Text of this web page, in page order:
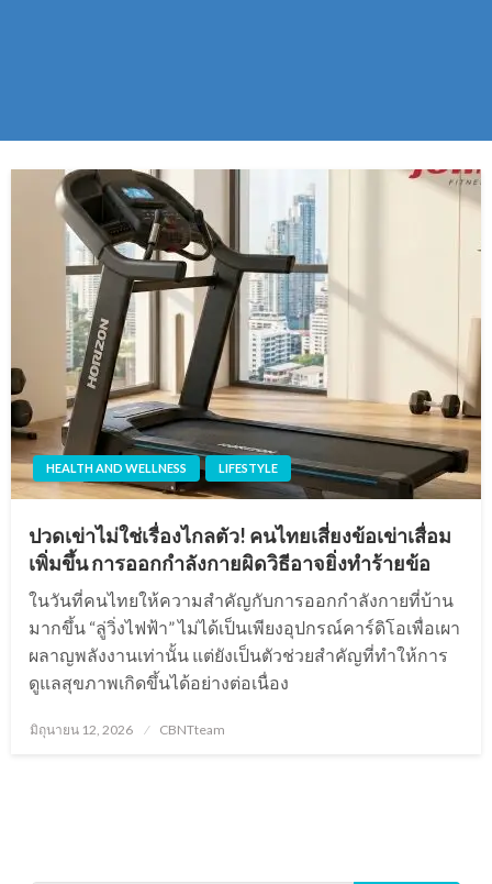
HEALTH AND WELLNESS LIFESTYLE
ปวดเข่าไม่ใช่เรื่องไกลตัว! คนไทยเสี่ยงข้อเข่าเสื่อม
เพิ่มขึ้น การออกกำลังกายผิดวิธีอาจยิ่งทำร้ายข้อ
ในวันที่คนไทยให้ความสำคัญกับการออกกำลังกายที่บ้าน
มากขึ้น “ลู่วิ่งไฟฟ้า” ไม่ได้เป็นเพียงอุปกรณ์คาร์ดิโอเพื่อเผา
ผลาญพลังงานเท่านั้น แต่ยังเป็นตัวช่วยสำคัญที่ทำให้การ
ดูแลสุขภาพเกิดขึ้นได้อย่างต่อเนื่อง
Posted
on
มิถุนายน 12, 2026 CBNTteam